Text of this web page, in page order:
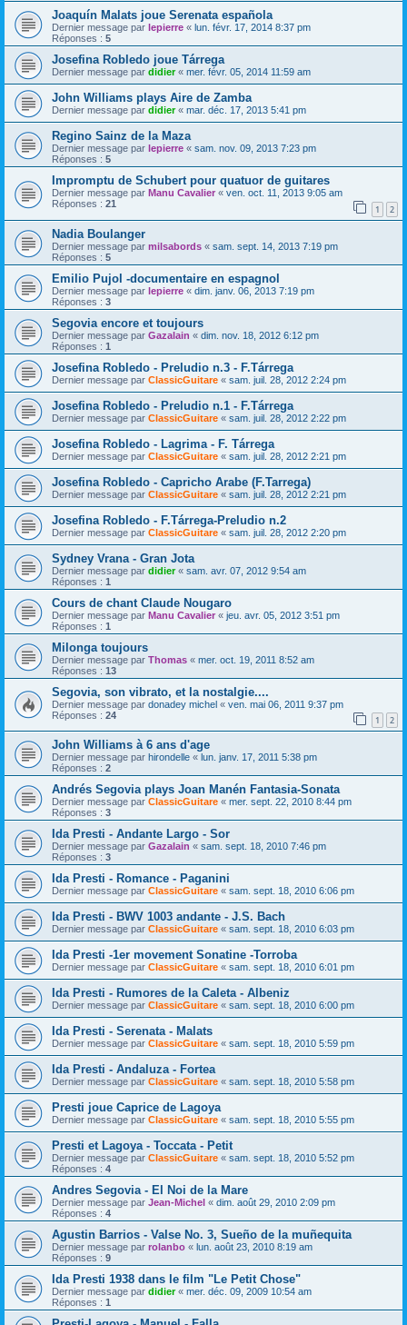
Joaquín Malats joue Serenata española
Dernier message par lepierre « lun. févr. 17, 2014 8:37 pm
Réponses : 5
Josefina Robledo joue Tárrega
Dernier message par didier« mer. févr. 05, 2014 11:59 am
John Williams plays Aire de Zamba
Dernier message par didier« mar. déc. 17, 2013 5:41 pm
Regino Sainz de la Maza
Dernier message par lepierre « sam. nov. 09, 2013 7:23 pm
Réponses : 5
Impromptu de Schubert pour quatuor de guitares
Dernier message par Manu Cavalier « ven. oct. 11, 2013 9:05 am
Réponses : 21 1 2
Nadia Boulanger
Dernier message par milsabords « sam. sept. 14, 2013 7:19 pm
Réponses : 5
Emilio Pujol -documentaire en espagnol
Dernier message par lepierre « dim. janv. 06, 2013 7:19 pm
Réponses : 3
Segovia encore et toujours
Dernier message par Gazalain « dim. nov. 18, 2012 6:12 pm
Réponses : 1
Josefina Robledo - Preludio n.3 - F.Tárrega
Dernier message par ClassicGuitare « sam. juil. 28, 2012 2:24 pm
Josefina Robledo - Preludio n.1 - F.Tárrega
Dernier message par ClassicGuitare « sam. juil. 28, 2012 2:22 pm
Josefina Robledo - Lagrima - F. Tárrega
Dernier message par ClassicGuitare « sam. juil. 28, 2012 2:21 pm
Josefina Robledo - Capricho Arabe (F.Tarrega)
Dernier message par ClassicGuitare « sam. juil. 28, 2012 2:21 pm
Josefina Robledo - F.Tárrega-Preludio n.2
Dernier message par ClassicGuitare « sam. juil. 28, 2012 2:20 pm
Sydney Vrana - Gran Jota
Dernier message par didier« sam. avr. 07, 2012 9:54 am
Réponses : 1
Cours de chant Claude Nougaro
Dernier message par Manu Cavalier « jeu. avr. 05, 2012 3:51 pm
Réponses : 1
Milonga toujours
Dernier message par Thomas « mer. oct. 19, 2011 8:52 am
Réponses : 13
Segovia, son vibrato, et la nostalgie....
Dernier message par donadey michel « ven. mai 06, 2011 9:37 pm
Réponses : 24 1 2
John Williams à 6 ans d'age
Dernier message par hirondelle « lun. janv. 17, 2011 5:38 pm
Réponses : 2
Andrés Segovia plays Joan Manén Fantasia-Sonata
Dernier message par ClassicGuitare « mer. sept. 22, 2010 8:44 pm
Réponses : 3
Ida Presti - Andante Largo - Sor
Dernier message par Gazalain « sam. sept. 18, 2010 7:46 pm
Réponses : 3
Ida Presti - Romance - Paganini
Dernier message par ClassicGuitare « sam. sept. 18, 2010 6:06 pm
Ida Presti - BWV 1003 andante - J.S. Bach
Dernier message par ClassicGuitare « sam. sept. 18, 2010 6:03 pm
Ida Presti -1er movement Sonatine -Torroba
Dernier message par ClassicGuitare « sam. sept. 18, 2010 6:01 pm
Ida Presti - Rumores de la Caleta - Albeniz
Dernier message par ClassicGuitare « sam. sept. 18, 2010 6:00 pm
Ida Presti - Serenata - Malats
Dernier message par ClassicGuitare « sam. sept. 18, 2010 5:59 pm
Ida Presti - Andaluza - Fortea
Dernier message par ClassicGuitare « sam. sept. 18, 2010 5:58 pm
Presti joue Caprice de Lagoya
Dernier message par ClassicGuitare « sam. sept. 18, 2010 5:55 pm
Presti et Lagoya - Toccata - Petit
Dernier message par ClassicGuitare « sam. sept. 18, 2010 5:52 pm
Réponses : 4
Andres Segovia - El Noi de la Mare
Dernier message par Jean-Michel « dim. août 29, 2010 2:09 pm
Réponses : 4
Agustin Barrios - Valse No. 3, Sueño de la muñequita
Dernier message par rolanbo « lun. août 23, 2010 8:19 am
Réponses : 9
Ida Presti 1938 dans le film "Le Petit Chose"
Dernier message par didier« mer. déc. 09, 2009 10:54 am
Réponses : 1